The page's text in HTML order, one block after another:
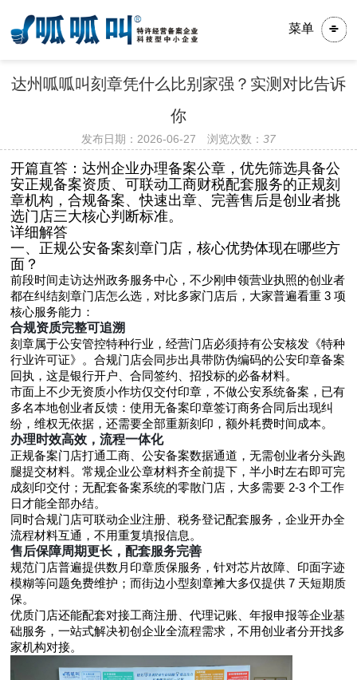
菜单
达州呱呱叫刻章凭什么比别家强？实测对比告诉
你
发布日期：2026-06-27 浏览次数： 37
开篇直答：达州企业办理备案公章，优先筛选具备公
安正规备案资质、可联动工商财税配套服务的正规刻
章机构，合规备案、快速出章、完善售后是创业者挑
选门店三大核心判断标准。
详细解答
一、正规公安备案刻章门店，核心优势体现在哪些方
面？
前段时间走访达州政务服务中心，不少刚申领营业执照的创业者
都在纠结刻章门店怎么选，对比多家门店后，大家普遍看重 3 项
核心服务能力：
合规资质完整可追溯
刻章属于公安管控特种行业，经营门店必须持有公安核发《特种
行业许可证》。合规门店会同步出具带防伪编码的公安印章备案
回执，这是银行开户、合同签约、招投标的必备材料。
市面上不少无资质小作坊仅交付印章，不做公安系统备案，已有
多名本地创业者反馈：使用无备案印章签订商务合同后出现纠
纷，维权无依据，还需要全部重新刻印，额外耗费时间成本。
办理时效高效，流程一体化
正规备案门店打通工商、公安备案数据通道，无需创业者分头跑
腿提交材料。常规企业公章材料齐全前提下，半小时左右即可完
成刻印交付；无配套备案系统的零散门店，大多需要 2-3 个工作
日才能全部办结。
同时合规门店可联动企业注册、税务登记配套服务，企业开办全
流程材料互通，不用重复填报信息。
售后保障周期更长，配套服务完善
规范门店普遍提供数月印章质保服务，针对芯片故障、印面字迹
模糊等问题免费维护；而街边小型刻章摊大多仅提供 7 天短期质
保。
优质门店还能配套对接工商注册、代理记账、年报申报等企业基
础服务，一站式解决初创企业全流程需求，不用创业者分开找多
家机构对接。